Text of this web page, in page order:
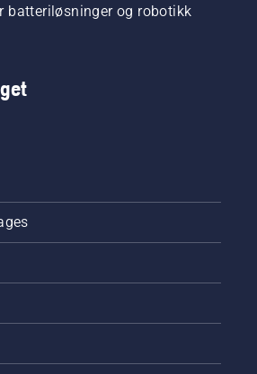
batteriløsninger og robotikk